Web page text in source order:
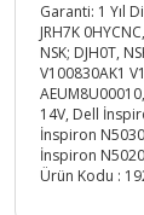
Garanti: 1 Yıl
JRH7K
NSK; DJH0T,
V100830AK1
14V, Dell
İnspiron
İnspiron
Ürün Kodu :